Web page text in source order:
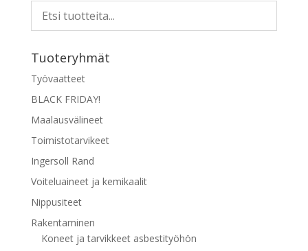
Tuoteryhmät
Työvaatteet
BLACK FRIDAY!
Maalausvälineet
Toimistotarvikeet
Ingersoll Rand
Voiteluaineet ja kemikaalit
Nippusiteet
Rakentaminen
Koneet ja tarvikkeet asbestityöhön